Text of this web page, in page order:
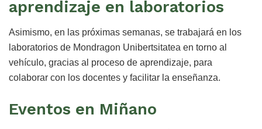
aprendizaje en laboratorios
Asimismo, en las próximas semanas, se trabajará en los
laboratorios de Mondragon Unibertsitatea en torno al
vehículo, gracias al proceso de aprendizaje, para
colaborar con los docentes y facilitar la enseñanza.
Eventos en Miñano